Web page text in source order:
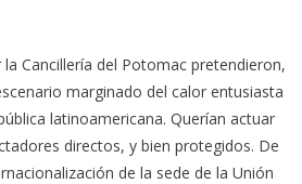
Cancillería del Potomac pretendieron,
marginado del calor entusiasta
latinoamericana. Querían actuar
directos, y bien protegidos. De
de la sede de la Unión